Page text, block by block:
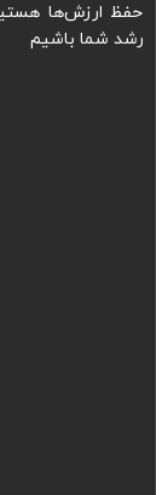
حفظ ارزش‌ها
رشد شما باشیم